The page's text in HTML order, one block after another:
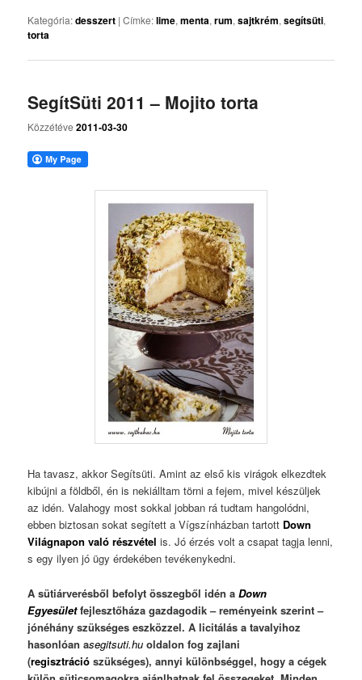
Kategória:desszert |Címke:lime,menta,rum,sajtkrém,segítsüti,
torta
SegítSüti 2011 – Mojito torta
Közzétéve2011-03-30
Ha tavasz, akkor Segítsüti. Amint az első kis virágok elkezdtek
kibújni a földből, én is nekiálltam törni a fejem, mivel készüljek
az idén. Valahogy most sokkal jobban rá tudtam hangolódni,
ebben biztosan sokat segített a Vígszínházban tartott Down
Világnapon való részvétel is. Jó érzés volt a csapat tagja lenni,
s egy ilyen jó ügy érdekében tevékenykedni.
A sütiárverésből befolyt összegből idén aDown
Egyesületfejlesztőháza gazdagodik – reményeink szerint –
jónéhány szükséges eszközzel. A licitálás a tavalyihoz
hasonlóan asegitsuti.hu oldalon fog zajlani
(regisztráció szükséges), annyi különbséggel, hogy a cégek